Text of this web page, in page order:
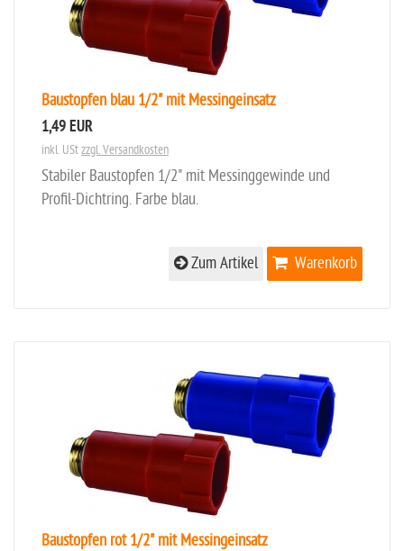
Baustopfen blau 1/2" mit Messingeinsatz
1,49 EUR
inkl. UStzzgl. Versandkosten
Stabiler Baustopfen 1/2" mit Messinggewinde und
Profil-Dichtring. Farbe blau.
Warenkorb
Zum Artikel
Baustopfen rot 1/2" mit Messingeinsatz